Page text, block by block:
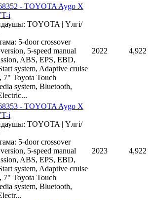
- TOYOTA Aygo X
i
TOYOTA | Үлгі/
5-door crossover
5-speed manual
ABS, EPS, EBD,
system, Adaptive cruise
7" Toyota Touch
system, Bluetooth,
2022 4,922
- TOYOTA Aygo X
i
TOYOTA | Үлгі/
5-door crossover
5-speed manual
ABS, EPS, EBD,
system, Adaptive cruise
7" Toyota Touch
system, Bluetooth,
2023 4,922